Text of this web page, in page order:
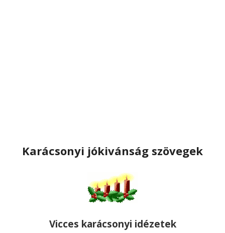
Karácsonyi jókivánság szövegek
Vicces karácsonyi idézetek